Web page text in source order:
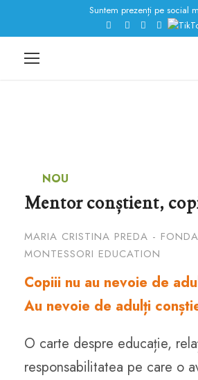
Suntem prezenți pe social
NOU
Mentor conștient,
MARIA CRISTINA PREDA -
MONTESSORI EDUCATION
Copiii nu au nevoie de
Au nevoie de adulți
O carte despre educație,
responsabilitatea pe care o